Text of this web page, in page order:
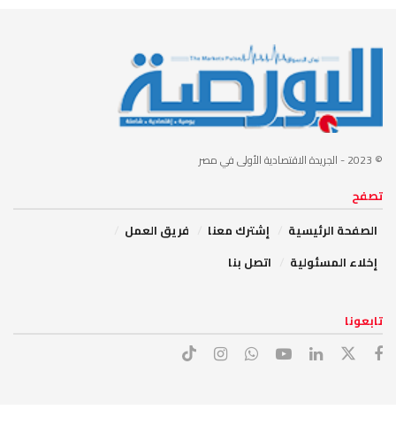
© 2023 - الجريدة الاقتصادية الأولى في مصر
تصفح
الصفحة الرئيسية
إشترك معنا
فريق العمل
إخلاء المسئولية
اتصل بنا
تابعونا